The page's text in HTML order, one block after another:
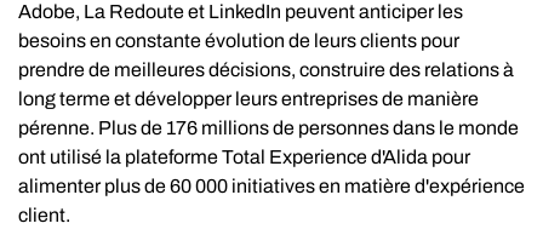
Adobe, La Redoute et LinkedIn peuvent anticiper les
besoins en constante évolution de leurs clients pour
prendre de meilleures décisions, construire des relations à
long terme et développer leurs entreprises de manière
pérenne. Plus de 176 millions de personnes dans le monde
ont utilisé la plateforme Total Experience d'Alida pour
alimenter plus de 60 000 initiatives en matière d'expérience
client.